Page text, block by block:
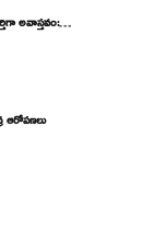
అవాస్తవం:…
ఆరోపణలు